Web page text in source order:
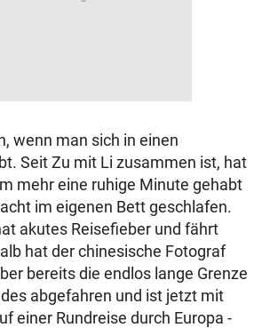
wenn man sich in einen
Seit Zu mit Li zusammen ist, hat
mehr eine ruhige Minute gehabt
im eigenen Bett geschlafen.
akutes Reisefieber und fährt
hat der chinesische Fotograf
bereits die endlos lange Grenze
abgefahren und ist jetzt mit
einer Rundreise durch Europa -